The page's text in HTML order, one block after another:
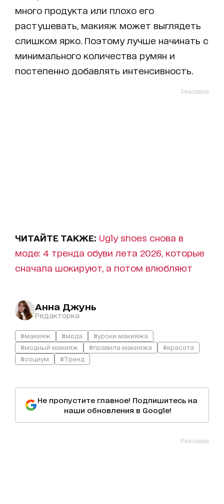
много продукта или плохо его
растушевать, макияж может выглядеть
слишком ярко. Поэтому лучше начинать с
минимального количества румян и
постепенно добавлять интенсивность.
Реклама
ЧИТАЙТЕ ТАКЖЕ: Ugly shoes снова в
моде: 4 тренда обуви лета 2026, которые
сначала шокируют, а потом влюбляют
Анна Джунь
Редакторка
#макияж #мода
#уроки макияжа
#модный макияж
#правила макияжа
#красота
#социум
#Тренд
Не пропустите главное! Подпишитесь на
наши обновления в Google!
Реклама